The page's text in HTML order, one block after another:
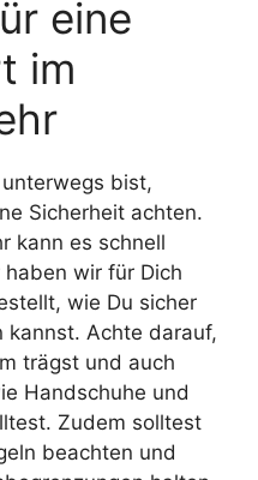
eine
im
bist,
Sicherheit achten.
kann es schnell
wir für Dich
wie Du sicher
kannst. Achte darauf,
trägst und auch
Handschuhe und
Zudem solltest
beachten und